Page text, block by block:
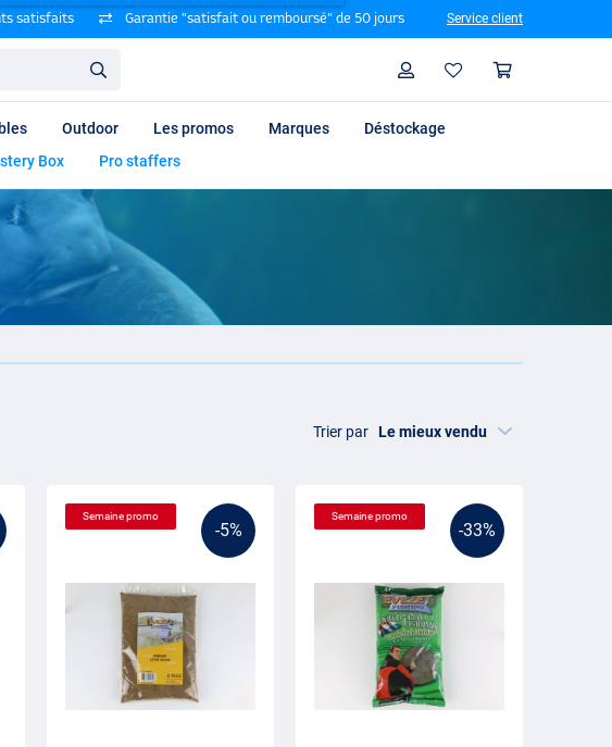
satisfaits Garantie "satisfait ou remboursé" de 50 jours Service client
Profil
Outdoor Les promos Marques
Déstockage
Box Pro staffers
Trier par
-5%
Semaine promo
-33%
Semaine promo